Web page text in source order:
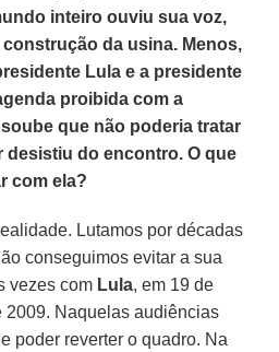
inteiro ouviu sua voz,
da usina. Menos,
Lula e a presidente
proibida com a
que não poderia tratar
desistiu do encontro. O que
com ela?
Lutamos por décadas
conseguimos evitar a sua
vezes com Lula, em 19 de
2009. Naquelas audiências
poder reverter o quadro. Na